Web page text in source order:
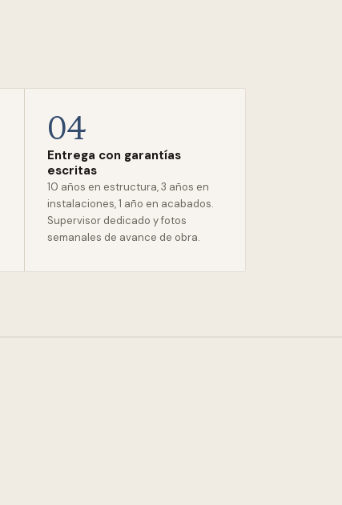
04
Entrega con garantías
escritas
10 años en estructura, 3 años en
instalaciones, 1 año en acabados.
Supervisor dedicado y fotos
semanales de avance de obra.